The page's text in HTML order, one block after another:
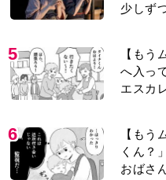
少しず
5
【もう
へ入っ
エスカ
6
【もう
くん？
おばさ